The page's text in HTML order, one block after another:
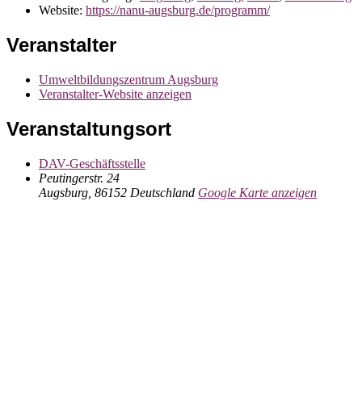
Website: https://nanu-augsburg.de/programm/
Veranstalter
Umweltbildungszentrum Augsburg
Veranstalter-Website anzeigen
Veranstaltungsort
DAV-Geschäftsstelle
Peutingerstr. 24
Augsburg 86152 Deutschland Google Karte anzeigen